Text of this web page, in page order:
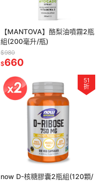
【MANTOVA】酪梨油噴霧2瓶
組(200毫升/瓶)
$980
$660
51
折
now D-核糖膠囊2瓶組(120顆/